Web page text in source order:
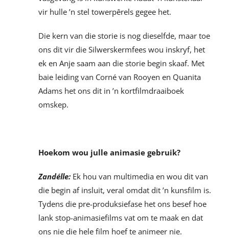
vir hulle ’n stel towerpêrels gegee het.
Die kern van die storie is nog dieselfde, maar toe
ons dit vir die Silwerskermfees wou inskryf, het
ek en Anje saam aan die storie begin skaaf. Met
baie leiding van Corné van Rooyen en Quanita
Adams het ons dit in ’n kortfilmdraaiboek
omskep.
Hoekom wou julle animasie gebruik?
Zandélle:Ek hou van multimedia en wou dit van
die begin af insluit, veral omdat dit ’n kunsfilm is.
Tydens die pre-produksiefase het ons besef hoe
lank stop-animasiefilms vat om te maak en dat
ons nie die hele film hoef te animeer nie.